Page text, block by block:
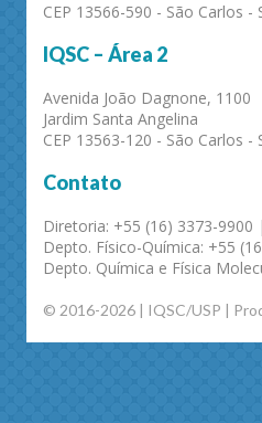
CEP 13566-590 - São Carlos -
IQSC – Área 2
Avenida João Dagnone, 1100
Jardim Santa Angelina
CEP 13563-120 - São Carlos -
Contato
Diretoria: +55 (16) 3373-9900
Depto. Físico-Química: +55
Depto. Química e Física
© 2016-2026 | IQSC/USP |